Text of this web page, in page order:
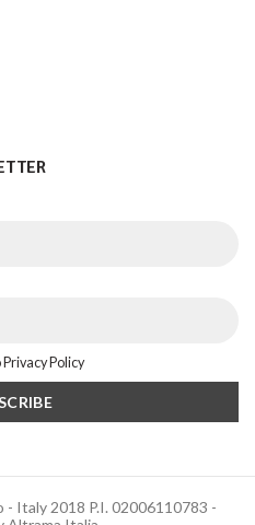
Policy
- Italy 2018 P.I. 02006110783 -